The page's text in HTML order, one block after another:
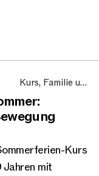
Kurs, Familie und
Kurs
mit